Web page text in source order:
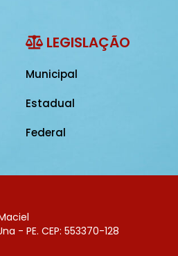
LEGISLAÇÃO
Municipal
Estadual
Federal
- PE. CEP: 553370-128